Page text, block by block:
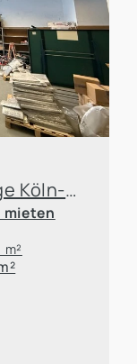
Gewerbehalle in Top-Lage Köln-Deutz mit hervorragender Verkehrsanbindung
mieten